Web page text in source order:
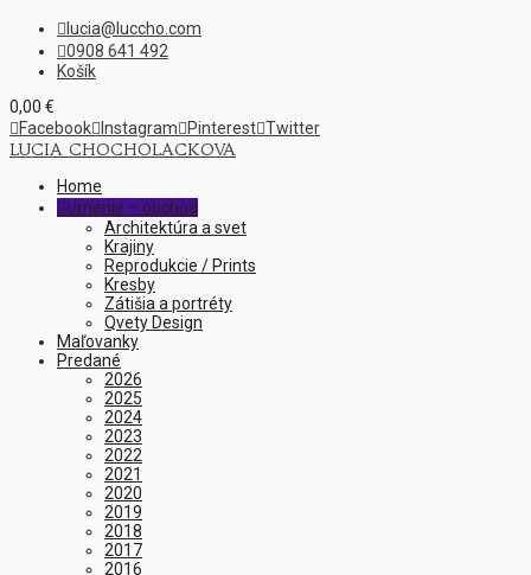
 lucia@luccho.com
0908 641 492
Košík
0,00 €
Facebook InstagramPinterestTwitter
LUCIA CHOCHOLACKOVA
Home
 Umenie – obchod
Architektúra a svet
Krajiny
Reprodukcie / Prints
Kresby
Zátišia a portréty
Qvety Design
Maľovanky
Predané
2026
2025
2024
2023
2022
2021
2020
2019
2018
2017
2016